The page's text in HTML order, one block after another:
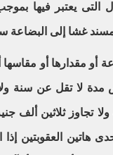
التى يعتبر فيها
غشا إلى البضاعة
أو مقدارها أو مقاسها
مدة لا تقل عن سنة
ولا تجاوز ثلاثين ألف
هاتين العقوبتين